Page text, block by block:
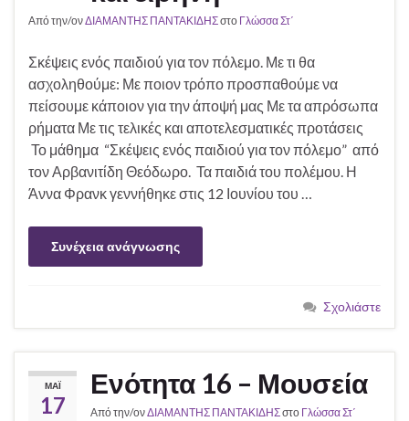
Από την/ονΔΙΑΜΑΝΤΗΣ ΠΑΝΤΑΚΙΔΗΣστο Γλώσσα Στ΄
Σκέψεις ενός παιδιού για τον πόλεμο. Με τι θα
ασχοληθούμε: Με ποιον τρόπο προσπαθούμε να
πείσουμε κάποιον για την άποψή μας Με τα απρόσωπα
ρήματα Με τις τελικές και αποτελεσματικές προτάσεις
Το μάθημα “Σκέψεις ενός παιδιού για τον πόλεμο” από
τον Αρβανιτίδη Θεόδωρο. Τα παιδιά του πολέμου. Η
Άννα Φρανκ γεννήθηκε στις 12 Ιουνίου του …
Συνέχεια ανάγνωσης
Σχολιάστε
ΜΆΙ
17
Ενότητα 16 – Μουσεία
Από την/ονΔΙΑΜΑΝΤΗΣ ΠΑΝΤΑΚΙΔΗΣστο Γλώσσα Στ΄